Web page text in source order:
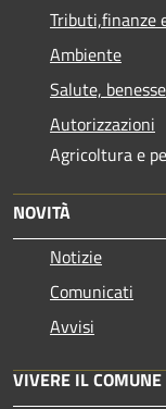
Tributi,finanze
Ambiente
Salute,
Autorizzazioni
Agricoltura e
NOVITÀ
Notizie
Comunicati
Avvisi
VIVERE IL COMUNE